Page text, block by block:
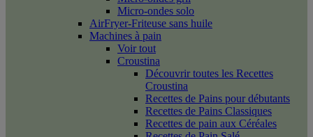
Micro-ondes solo
AirFryer-Friteuse sans huile
Machines à pain
Voir tout
Croustina
Découvrir toutes les Recettes
Croustina
Recettes de Pains pour débutants
Recettes de Pains Classiques
Recettes de pain aux Céréales